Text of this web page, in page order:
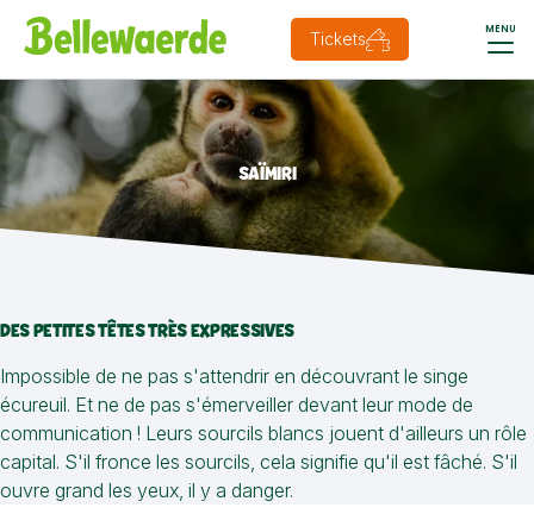
Tickets MENU
SAÏMIRI
DES PETITES TÊTES TRÈS EXPRESSIVES
Impossible de ne pas s'attendrir en découvrant le singe
écureuil. Et ne de pas s'émerveiller devant leur mode de
communication ! Leurs sourcils blancs jouent d'ailleurs un rôle
capital. S'il fronce les sourcils, cela signifie qu'il est fâché. S'il
ouvre grand les yeux, il y a danger.